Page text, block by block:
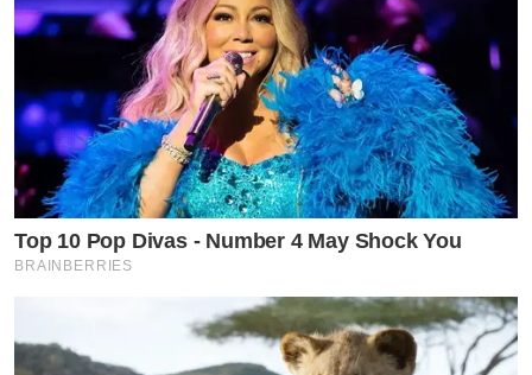
by TVPOOL ONLINE
Top 10 Pop Divas - Number 4 May Shock You
BRAINBERRIES